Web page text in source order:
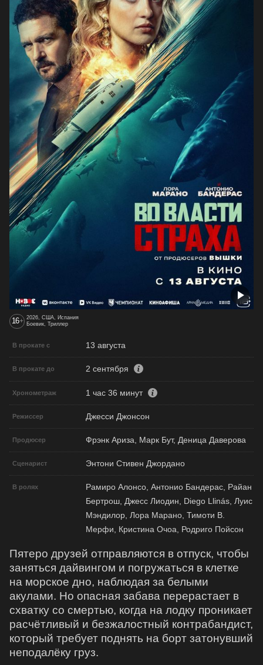
16+ 2026, США, Испания
Боевик, Триллер
В прокате с 13 августа
В прокате до 2 сентября
Хронометраж 1 час 36 минут
Режиссер Джесси Джонсон
Продюсер Фрэнк Ариза, Марк Бут, Деница Даверова
Сценарист Энтони Стивен Джордано
В ролях
Рамиро Алонсо, Антонио Бандерас, Райан
Бертрош, Джесс Лиодин, Diego Llinás, Луис
Мэндилор, Лора Марано, Тимоти В.
Мерфи, Кристина Очоа, Родриго Пойсон
Пятеро друзей отправляются в отпуск, чтобы
заняться дайвингом и погружаться в клетке
на морское дно, наблюдая за белыми
акулами. Но опасная забава перерастает в
схватку со смертью, когда на лодку проникает
расчётливый и безжалостный контрабандист,
который требует поднять на борт затонувший
неподалёку груз.